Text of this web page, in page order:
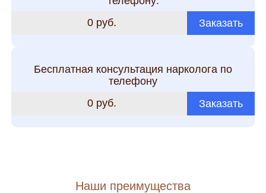
0 руб.
Заказать
Бесплатная консультация нарколога по
телефону
0 руб.
Заказать
Наши преимущества